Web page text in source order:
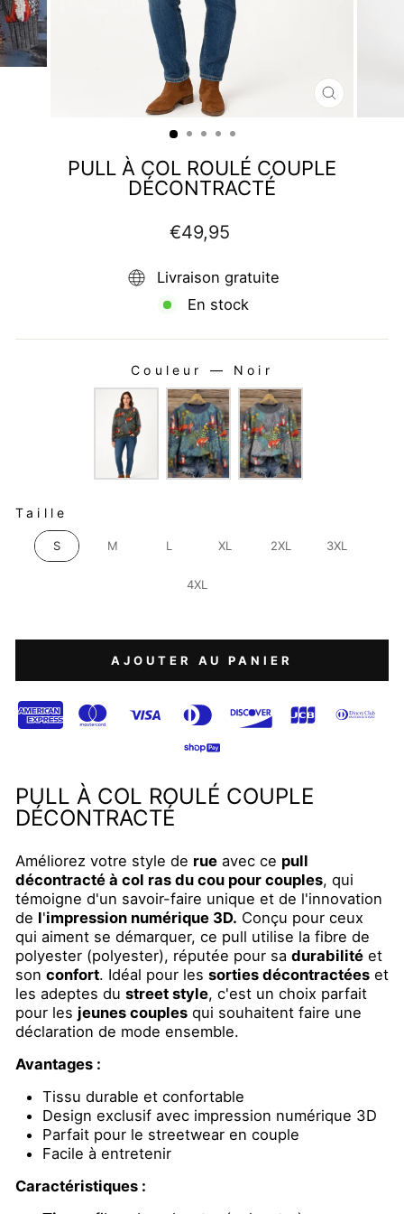
FERMER
PULL À COL ROULÉ COUPLE
DÉCONTRACTÉ
Prix
régulier
€49,95
Livraison gratuite
En stock
Couleur — Noir
COULEUR
TAILLE
Taille
S M L XL 2XL 3XL
4XL
AJOUTER AU PANIER
PULL À COL ROULÉ COUPLE
DÉCONTRACTÉ
Améliorez votre style de rue avec ce pull
décontracté à col ras du cou pour couples, qui
témoigne d'un savoir-faire unique et de l'innovation
de l'impression numérique 3D. Conçu pour ceux
qui aiment se démarquer, ce pull utilise la fibre de
polyester (polyester), réputée pour sa durabilité et
son confort. Idéal pour les sorties décontractées et
les adeptes du street style, c'est un choix parfait
pour les jeunes couples qui souhaitent faire une
déclaration de mode ensemble.
Avantages :
Tissu durable et confortable
Design exclusif avec impression numérique 3D
Parfait pour le streetwear en couple
Facile à entretenir
Caractéristiques :